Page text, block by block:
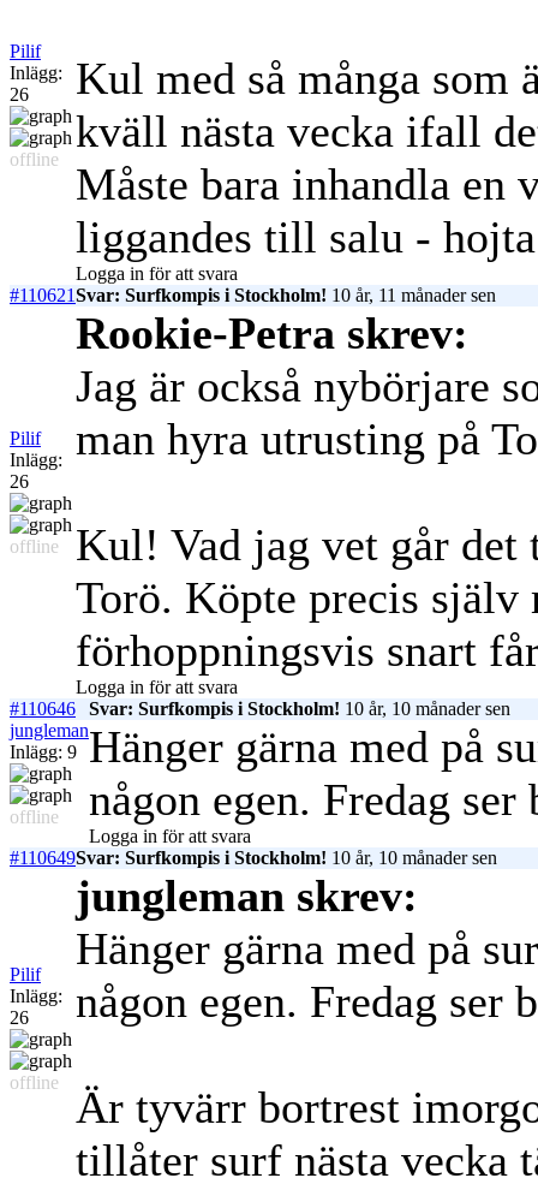
Pilif
Inlägg:
26
offline
Kul med så många som
kväll nästa vecka ifall
Måste bara inhandla en
liggandes till salu -
Logga in för att svara
#110621Svar: Surfkompis i Stockholm! 10 år, 11 månader sen
Pilif
Inlägg:
26
offline
Rookie-Petra skrev:
Jag är också nybörjare
man hyra utrusting på
Kul! Vad jag vet går
Torö. Köpte precis själv
förhoppningsvis snart
Logga in för att svara
#110646
Svar: Surfkompis i Stockholm! 10 år, 10 månader sen
jungleman
Inlägg: 9
offline
Hänger gärna med på
någon egen. Fredag
Logga in för att svara
#110649Svar: Surfkompis i Stockholm! 10 år, 10 månader sen
Pilif
Inlägg:
26
offline
jungleman skrev:
Hänger gärna med på
någon egen. Fredag ser
Är tyvärr bortrest
tillåter surf nästa vecka